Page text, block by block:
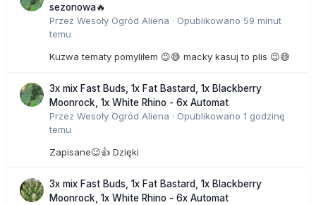
sezonowa🔥
Przez Wesoły Ogród Aliena · Opublikowano 59 minut
temu
Kuzwa tematy pomyliłem 😉😅 macky kasuj to plis 😉😅
3x mix Fast Buds, 1x Fat Bastard, 1x Blackberry
Moonrock, 1x White Rhino - 6x Automat
Przez Wesoły Ogród Aliena · Opublikowano 1 godzinę
temu
Zapisane😉👍 Dzięki
3x mix Fast Buds, 1x Fat Bastard, 1x Blackberry
Moonrock, 1x White Rhino - 6x Automat